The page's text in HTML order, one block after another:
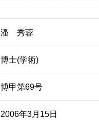
潘 秀蓉
博士(学術)
博甲第69号
2006年3月15日